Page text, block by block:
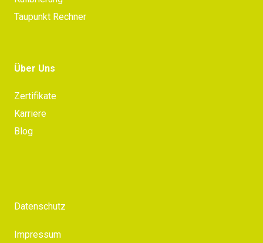
Taupunkt Rechner
Über Uns
Zertifikate
Karriere
Blog
Datenschutz
Impressum